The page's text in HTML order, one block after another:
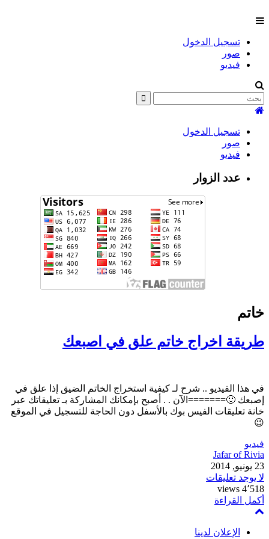
تسجيل الدخول
صور
فيديو
تسجيل الدخول
صور
فيديو
عدد الزوار
خاتم
طريقة اخراج خاتم علق في اصبعك
في هذا الفيديو .. شرح لـ كيفية استخراج الخاتم الضيق إذا علق في
إصبعك 🙂=======الآن . . أصبح بإمكانك المشاركة بـ تعليقاتك عبر
خانة تعليقات الفيس بوك بالأسفل دون الحاجة للتسجيل في الموقع
😉
فيديو
Jafar of Rivia
23 يونيو, 2014
لا يوجد تعليقات
4٬518 views
أكمل القراءة
الإعلان لدينا